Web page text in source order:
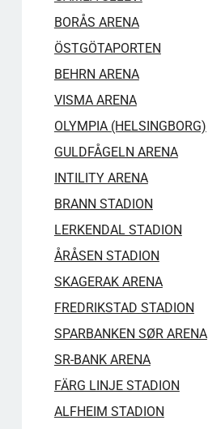
BORÅS ARENA
ÖSTGÖTAPORTEN
BEHRN ARENA
VISMA ARENA
OLYMPIA (HELSINGBORG)
GULDFÅGELN ARENA
INTILITY ARENA
BRANN STADION
LERKENDAL STADION
ÅRÅSEN STADION
SKAGERAK ARENA
FREDRIKSTAD STADION
SPARBANKEN SØR ARENA
SR-BANK ARENA
FÄRG LINJE STADION
ALFHEIM STADION